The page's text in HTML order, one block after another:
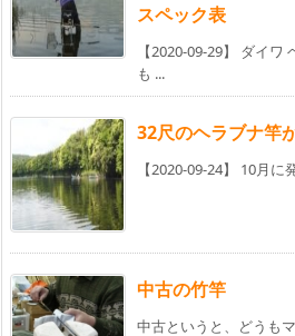
スペック表
【2020-09-29】 ダイ
も ...
32尺のヘラブナ竿
【2020-09-24】 10月
中古の竹竿
中古というと、どうも